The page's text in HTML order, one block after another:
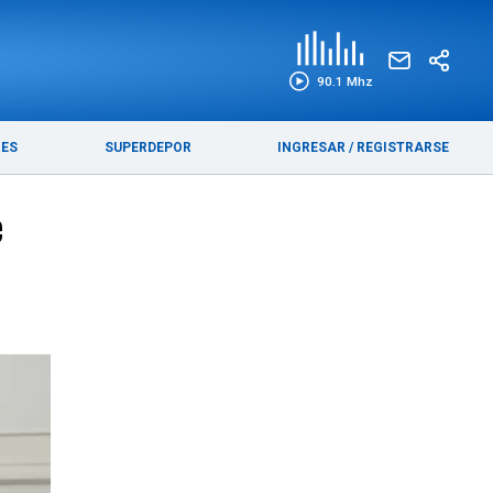
90.1 Mhz
SUPERDEPOR INGRESAR / REGISTRARSE